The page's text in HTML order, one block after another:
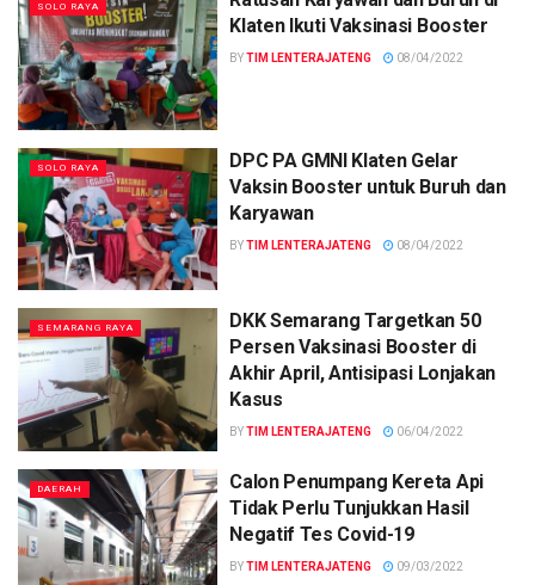
SOLO RAYA
Klaten Ikuti Vaksinasi Booster
BYTIM LENTERAJATENG 08/04/2022
SOLO RAYA
DPC PA GMNI Klaten Gelar
Vaksin Booster untuk Buruh dan
Karyawan
BYTIM LENTERAJATENG 08/04/2022
SEMARANG RAYA
DKK Semarang Targetkan 50
Persen Vaksinasi Booster di
Akhir April, Antisipasi Lonjakan
Kasus
BYTIM LENTERAJATENG 06/04/2022
DAERAH
Calon Penumpang Kereta Api
Tidak Perlu Tunjukkan Hasil
Negatif Tes Covid-19
BYTIM LENTERAJATENG 09/03/2022